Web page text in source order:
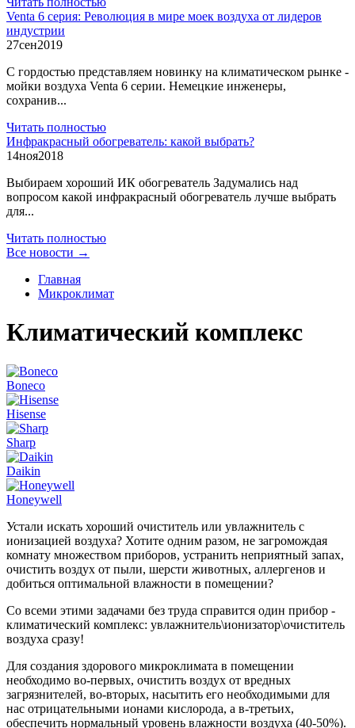
Venta 6 серия: Революция в мире моек воздуха от лидеров
индустрии
27сен2019
С гордостью представляем новинку на климатическом рынке -
мойки воздуха Venta 6 серии. Немецкие инженеры,
сохранив...
Читать полностью
Инфракрасный обогреватель: какой выбрать?
14ноя2018
Выбираем хороший ИК обогреватель Задумались над
вопросом какой инфракрасный обогреватель лучше выбрать
для...
Читать полностью
Все новости →
Главная
Микроклимат
Климатический комплекс
Boneco
Hisense
Sharp
Daikin
Honeywell
Устали искать хороший очиститель или увлажнитель с
ионизацией воздуха? Хотите одним разом, не загромождая
комнату множеством приборов, устранить неприятный запах,
очистить воздух от пыли, шерсти животных, аллергенов и
добиться оптимальной влажности в помещении?
Со всеми этими задачами без труда справится один прибор -
климатический комплекс: увлажнитель\ионизатор\очиститель
воздуха сразу!
Для создания здорового микроклимата в помещении
необходимо во-первых, очистить воздух от вредных
загрязнителей, во-вторых, насытить его необходимыми для
нас отрицательными ионами кислорода, а в-третьих,
обеспечить нормальный уровень влажности воздуха (40-50%).